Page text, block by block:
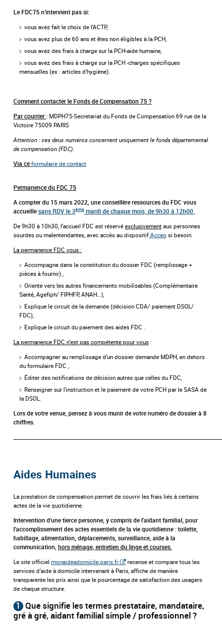
Le FDC75 n’intervient pas si:
vous avez fait le choix de l’ACTP,
vous avez plus de 60 ans et êtes non éligibles à la PCH,
vous avez des frais à charge sur la PCH-aide humaine,
vous avez des frais à charge sur la PCH -charges spécifiques
mensuelles (ex : articles d’hygiène).
Comment contacter le Fonds de Compensation 75 ?
Par courrier : MDPH75-Secretariat du Fonds de Compensation 69 rue de la
Victoire 75009 PARIS
Attention : ces deux numéros concernent uniquement le fonds départemental
de compensation (FDC).
Via ce formulaire de contact
Permanence du FDC 75
A compter du 15 mars 2022, une conseillère ressources du FDC vous
accueille sans RDV le 3ème mardi de chaque mois, de 9h30 à 12h00.
De 9h30 à 10h30, l’accueil FDC est réservé exclusivement aux personnes
sourdes ou malentendantes, avec accès au dispositif Acceo si besoin.
La permanence FDC vous :
Accompagne dans la constitution du dossier FDC (remplissage +
pièces à fournir) ,
Oriente vers les autres financements mobilisables (Complémentaire
Santé, Agefiph/ FIPHFP, ANAH…),
Explique le circuit de la demande (décision CDA/ paiement DSOL/
FDC),
Explique le circuit du paiement des aides FDC .
La permanence FDC n’est pas compétente pour vous :
Accompagner au remplissage d’un dossier demande MDPH, en dehors
du formulaire FDC ,
Éditer des notifications de décision autres que celles du FDC,
Renseigner sur l’instruction et le paiement de votre PCH par le SASA de
la DSOL.
Lors de votre venue, pensez à vous munir de votre numéro de dossier à 8
chiffres.
Aides Humaines
La prestation de compensation permet de couvrir les frais liés à certains
actes de la vie quotidienne.
Intervention d’une tierce personne, y compris de l’aidant familial, pour
l’accomplissement des actes essentiels de la vie quotidienne : toilette,
habillage, alimentation, déplacements, surveillance, aide à la
communication, hors ménage, entretien du linge et courses.
Le site officiel monaideadomicile.paris.fr
recense et compare tous les
services d’aide à domicile intervenant à Paris, affiche de manière
transparente les prix ainsi que le pourcentage de satisfaction des usagers
de chaque structure.
1 Que signifie les termes prestataire, mandataire,
gré à gré, aidant familial simple / professionnel ?